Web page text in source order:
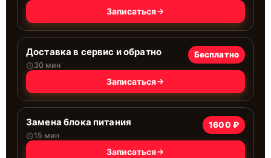
Записаться
Доставка в сервис и обратно
30 мин
Бесплатно
Записаться
Замена блока питания
15 мин
1600 ₽
Записаться